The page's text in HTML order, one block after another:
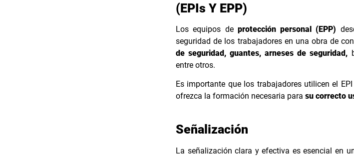
(EPIs Y EPP)
Los equipos deprotección personal (EPP)
seguridad de los trabajadores en una obra de
de seguridad, guantes, arneses de seguridad,
entre otros.
Es importante que los trabajadores utilicen el
ofrezca la formación necesaria para su correcto
Señalización
La señalización clara y efectiva es esencial en